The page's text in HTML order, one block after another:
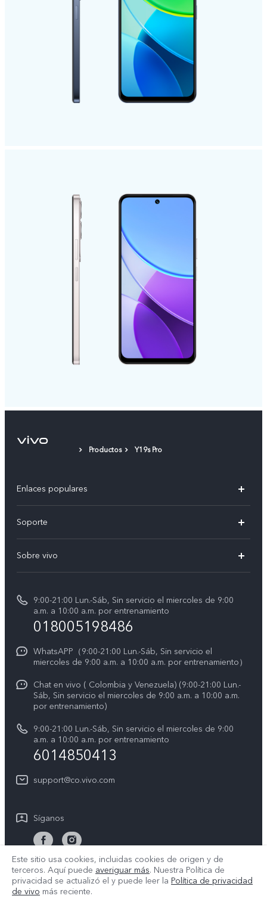
Productos Y19s Pro
Enlaces populares
V70
V70 FE
Y11d
Soporte
Centro de servicio
Verificación de IMEI
Consulta el Precio de los Repuestos
Servicio de logística
Progreso de la reparación
Sobre vivo
Noticias
Empleos en vivo
Avisos legales
Sostenibilidad
Centro de privacidad de vivo
Accesibilidad
9:00-21:00 Lun.-Sáb, Sin servicio el miercoles de 9:00
a.m. a 10:00 a.m. por entrenamiento
018005198486
WhatsAPP（9:00-21:00 Lun.-Sáb, Sin servicio el
miercoles de 9:00 a.m. a 10:00 a.m. por entrenamiento）
Chat en vivo ( Colombia y Venezuela) (9:00-21:00 Lun.-
Sáb, Sin servicio el miercoles de 9:00 a.m. a 10:00 a.m.
por entrenamiento)
9:00-21:00 Lun.-Sáb, Sin servicio el miercoles de 9:00
a.m. a 10:00 a.m. por entrenamiento
6014850413
support@co.vivo.com
Síganos
Colombia | Seleccione país/región
Este sitio usa cookies, incluidas cookies de origen y de
terceros. Aquí puede averiguar más. Nuestra Política de
privacidad se actualizó el y puede leer la Política de privacidad
de vivo más reciente.